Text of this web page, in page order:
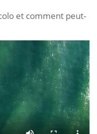
et comment peut-